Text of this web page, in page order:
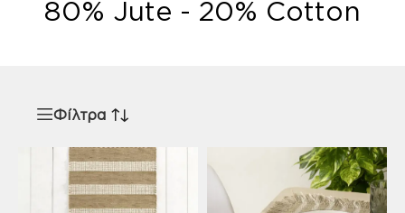
80% Jute - 20% Cotton
Φίλτρα